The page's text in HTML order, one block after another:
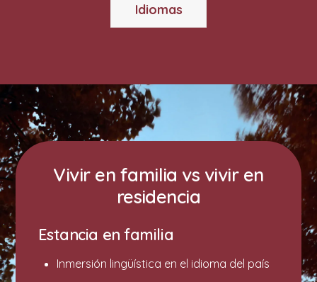
Idiomas
Vivir en familia vs vivir en
residencia
Estancia en familia
⁠Inmersión lingüística en el idioma del país